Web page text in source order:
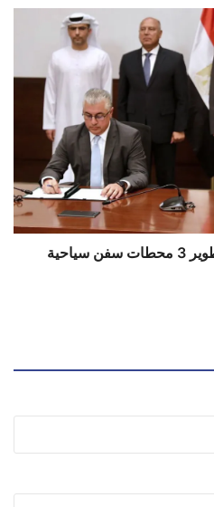
"موانئ أبوظبي" توقع اتفاقية تطوير 3 محطات سفن سياحية